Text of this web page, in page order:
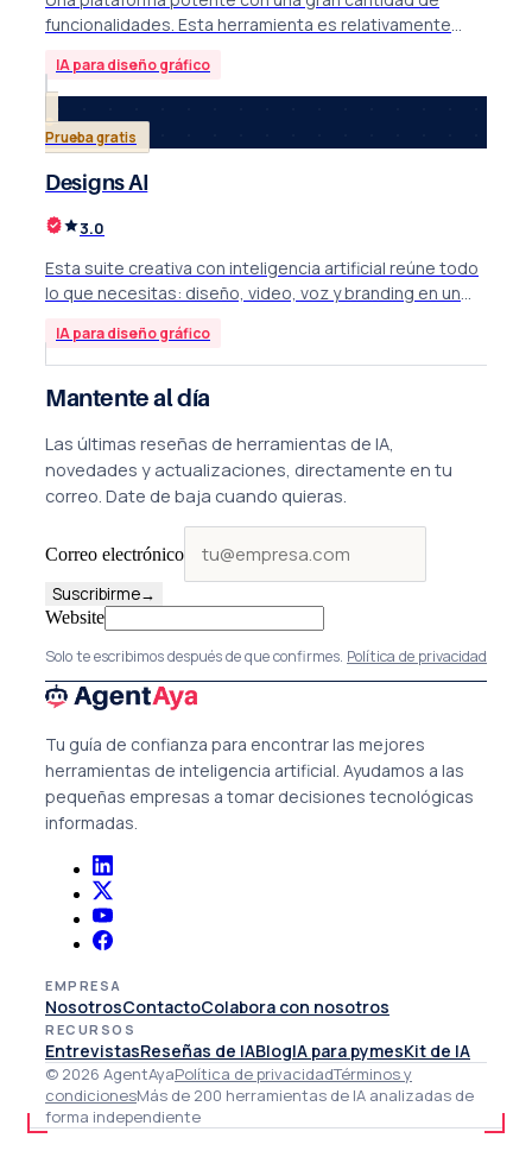
funcionalidades. Esta herramienta es relativamente
el acceso por API y la integración con Figma figuran en la
hoja de ruta. Por ahora, la falta de integraciones y de
soporte multilingüe limitan su alcance para pymes fuera
de mercados angloparlantes.
IA para diseño gráfico
Prueba gratis
Designs AI
3.0
Esta suite creativa con inteligencia artificial reúne todo
lo que necesitas: diseño, video, voz y branding en un
IA para diseño gráfico
Mantente al día
Las últimas reseñas de herramientas de IA,
novedades y actualizaciones, directamente en tu
correo. Date de baja cuando quieras.
Correo electrónico
Suscribirme→
Website
Solo te escribimos después de que confirmes. Política de privacidad
Tu guía de confianza para encontrar las mejores
herramientas de inteligencia artificial. Ayudamos a las
pequeñas empresas a tomar decisiones tecnológicas
informadas.
EMPRESA
NosotrosContactoColabora con nosotros
RECURSOS
EntrevistasReseñas de IABlogIA para pymesKit de IA
© 2026 AgentAyaPolítica de privacidadTérminos y
condicionesMás de 200 herramientas de IA analizadas de
forma independiente